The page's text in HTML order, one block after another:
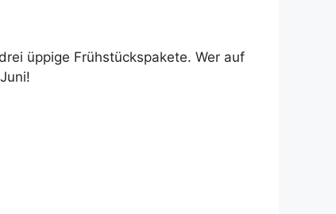
üppige Frühstückspakete. Wer auf